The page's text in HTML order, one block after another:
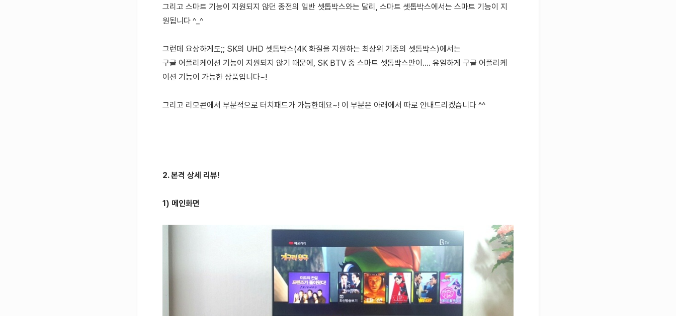
그리고 스마트 기능이 지원되지 않던 종전의 일반 셋톱박스와는 달리, 스마트 셋톱박스에서는 스마트 기능이 지
원됩니다 ^_^
그런데 요상하게도;; SK의 UHD 셋톱박스(4K 화질을 지원하는 최상위 기종의 셋톱박스)에서는
구글 어플리케이션 기능이 지원되지 않기 때문에, SK BTV 중 스마트 셋톱박스만이.... 유일하게 구글 어플리케
이션 기능이 가능한 상품입니다~!
그리고 리모콘에서 부분적으로 터치패드가 가능한데요~! 이 부분은 아래에서 따로 안내드리겠습니다 ^^
2. 본격 상세 리뷰!
1) 메인화면